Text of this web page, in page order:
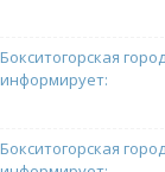
Бокситогорская
информирует:
Бокситогорская